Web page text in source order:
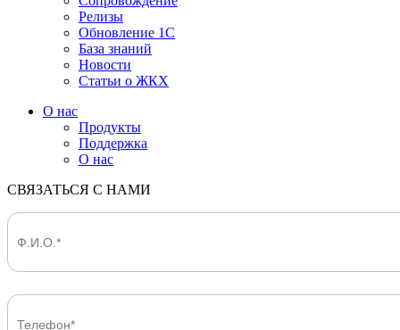
Релизы
Обновление 1С
База знаний
Новости
Статьи о ЖКХ
О нас
Продукты
Поддержка
О нас
СВЯЗАТЬСЯ С НАМИ